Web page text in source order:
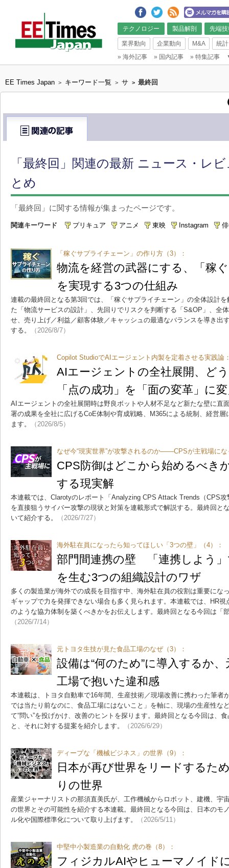
テクノロジー 製品解剖 先端
業界動向 企業動向 M&A
統計
» 海外記事 » 国内記事 » 特集記事
EE Times Japan > キーワード一覧 > サ > 最終回
「最終回」関連の最新 ニュース・レ
とめ
「最終回」に関する情報が集まったページです。
関連キーワード プリキュア アニメ 東映 Instagram
「稼ぐサプライチェーン」の作り方（3）：
物流を経営の武器にする、「稼
を実現する3つの仕組み
連載の最終回となる第3回では、「稼ぐサプライチェーン」の全体設計
た「物流サービスの設計」、先回りでリスクを判断する「S&OP」、全
せ、売り上げ／利益／顧客体験／キャッシュの最適なバランスを導き出
する。
（2026/8/7）
Copilot StudioでAIエージェント内製を定着させる実践論
AIエージェントの全社展開、
「点の成功」を「面の変革」に
AIエージェントの全社展開時は野良ボットや人材不足など新たな壁に直
署の成果を全社に広げるCoE体制や育成戦略、M365による統制、経営
ます。
（2026/8/5）
なぜ今“現実世界”が攻撃されるのか――CPSが主戦場に
CPS防御はどこから始めるべき
する現実解
本連載では、Clarotyのレポート「Analyzing CPS Attack Trends（CPS
を直接狙うサイバー攻撃の現状と対策を連載形式で解説する。最終回と
いて紹介する。
（2026/7/27）
海外駐在員になったら知ってほしい「3つの壁」（4）：
部門間連携の壁 「連携しよう
を生む3つの組織設計のワザ
多くの製造業が海外での成長を目指す中、海外駐在員の役割は重要にな
ギャップで力を発揮できない場合も多く見られます。本連載では、HR
のような協力体制を築くべきかをお伝えします。最終回となる今回は「
（2026/7/14）
元トヨタ生技が見た食品工場のなぜ（3）：
設備は“何のため”に導入するか
工場で抱いた違和感
本連載は、トヨタ自動車で16年間、生産技術／現場改善に携わった筆者
では当たり前なのに、食品工場にはないこと」を軸に、現場の生産性な
て“問い”を投げかけ、改善のヒントを探ります。最終回となる今回は、
と、それに対する提案を紹介します。
（2026/6/29）
ディープな「機械ビジネス」の世界（9）：
日本が再び世界をリードするた
りの世界
産業ジャーナリストの那須直美氏が、工作機械からロボット、建機、宇
の世界とその可能性を紹介する本連載。最終回となる今回は、日本のモ
ル化や国際標準化について取り上げます。
（2026/5/11）
中堅中小製造業の自動化 虎の巻（8）：
フィジカルAIやヒューマノイド